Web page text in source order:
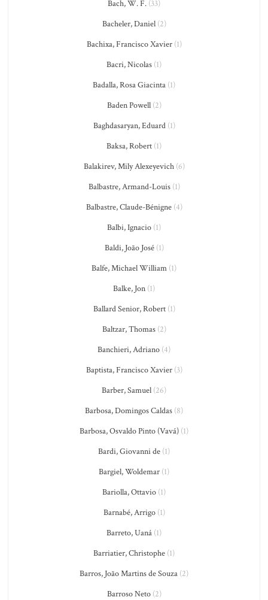
Bach, W. F. (33)
Bacheler, Daniel(2)
Bachixa, Francisco Xavier(1)
Bacri, Nicolas (1)
Badalla, Rosa Giacinta (1)
Baden Powell(2)
Baghdasaryan, Eduard(1)
Baksa, Robert (1)
Balakirev, Mily Alexeyevich(6)
Balbastre, Armand-Louis(1)
Balbastre, Claude-Bénigne(4)
Balbi, Ignacio (1)
Baldi, João José(1)
Balfe, Michael William (1)
Balke, Jon (1)
Ballard Senior, Robert(1)
Baltzar, Thomas(2)
Banchieri, Adriano (4)
Baptista, Francisco Xavier(3)
Barber, Samuel (26)
Barbosa, Domingos Caldas (8)
Barbosa, Osvaldo Pinto (Vavá) (1)
Bardi, Giovanni de (1)
Bargiel, Woldemar (1)
Bariolla, Ottavio (1)
Barnabé, Arrigo(1)
Barreto, Uaná (1)
Barriatier, Christophe (1)
Barros, João Martins de Souza (2)
Barroso Neto(2)